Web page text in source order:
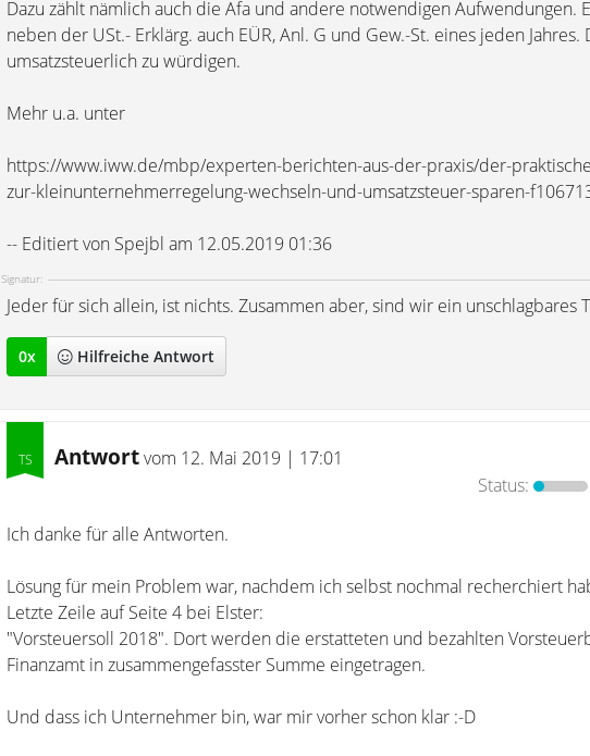
Dazu zählt nämlich auch die Afa und andere notwendigen Aufwendungen.
neben der USt.- Erklärg. auch EÜR, Anl. G und Gew.-St. eines jeden Jahres.
umsatzsteuerlich zu würdigen.
Mehr u.a. unter
https://www.iww.de/mbp/experten-berichten-aus-der-praxis/der-
zur-kleinunternehmerregelung-wechseln-und-umsatzsteuer-sparen-
-- Editiert von Spejbl am 12.05.2019 01:36
Signatur:
Jeder für sich allein, ist nichts. Zusammen aber, sind wir ein unschlagbares
0x Hilfreiche Antwort
Antwortvom 12. Mai 2019 | 17:01
Status:
Ich danke für alle Antworten.
Lösung für mein Problem war, nachdem ich selbst nochmal recherchiert
Letzte Zeile auf Seite 4 bei Elster:
"Vorsteuersoll 2018". Dort werden die erstatteten und bezahlten
Finanzamt in zusammengefasster Summe eingetragen.
Und dass ich Unternehmer bin, war mir vorher schon klar :-D